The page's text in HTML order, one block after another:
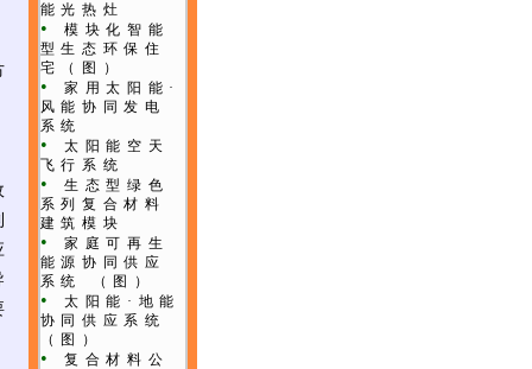
能光热灶
•
模块化智能
型生态环保住
宅
（图）
•
家用太阳能·
风能协同发电
系统
•
太阳能空天
飞行系统
•
生态型绿色
系列复合材料
建筑模块
•
家庭可再生
能源协同供应
系统
（图）
•
太阳能·地能
协同供应系统
（图）
•
复合材料公